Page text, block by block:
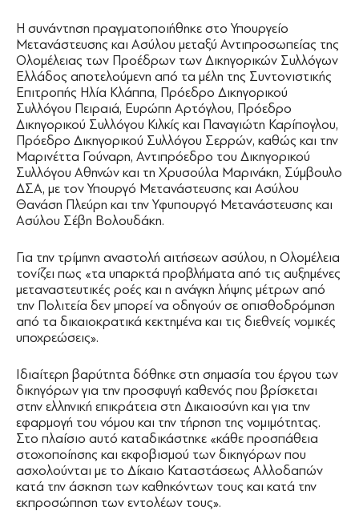
Η συνάντηση πραγματοποιήθηκε στο Υπουργείο
Μετανάστευσης και Ασύλου μεταξύ Αντιπροσωπείας της
Ολομέλειας των Προέδρων των Δικηγορικών Συλλόγων
Ελλάδος αποτελούμενη από τα μέλη της Συντονιστικής
Επιτροπής Ηλία Κλάππα, Πρόεδρο Δικηγορικού
Συλλόγου Πειραιά, Ευρώπη Αρτόγλου, Πρόεδρο
Δικηγορικού Συλλόγου Κιλκίς και Παναγιώτη Καρίπογλου,
Πρόεδρο Δικηγορικού Συλλόγου Σερρών, καθώς και την
Μαρινέττα Γούναρη, Αντιπρόεδρο του Δικηγορικού
Συλλόγου Αθηνών και τη Χρυσούλα Μαρινάκη, Σύμβουλο
ΔΣΑ, με τον Υπουργό Μετανάστευσης και Ασύλου
Θανάση Πλεύρη και την Υφυπουργό Μετανάστευσης και
Ασύλου Σέβη Βολουδάκη.
Για την τρίμηνη αναστολή αιτήσεων ασύλου, η Ολομέλεια
τονίζει πως «τα υπαρκτά προβλήματα από τις αυξημένες
μεταναστευτικές ροές και η ανάγκη λήψης μέτρων από
την Πολιτεία δεν μπορεί να οδηγούν σε οπισθοδρόμηση
από τα δικαιοκρατικά κεκτημένα και τις διεθνείς νομικές
υποχρεώσεις».
Ιδιαίτερη βαρύτητα δόθηκε στη σημασία του έργου των
δικηγόρων για την προσφυγή καθενός που βρίσκεται
στην ελληνική επικράτεια στη Δικαιοσύνη και για την
εφαρμογή του νόμου και την τήρηση της νομιμότητας.
Στο πλαίσιο αυτό καταδικάστηκε «κάθε προσπάθεια
στοχοποίησης και εκφοβισμού των δικηγόρων που
ασχολούνται με το Δίκαιο Καταστάσεως Αλλοδαπών
κατά την άσκηση των καθηκόντων τους και κατά την
εκπροσώπηση των εντολέων τους».